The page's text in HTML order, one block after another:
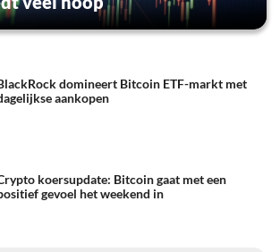
domineert Bitcoin ETF-markt met
aankopen
koersupdate: Bitcoin gaat met een
gevoel het weekend in